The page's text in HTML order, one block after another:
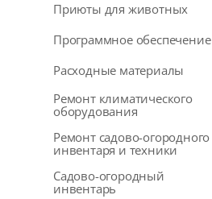
Приюты для животных
Программное обеспечение
Расходные материалы
Ремонт климатического
оборудования
Ремонт садово-огородного
инвентаря и техники
Садово-огородный
инвентарь